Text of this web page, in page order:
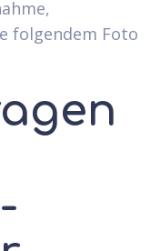
folgendem Foto